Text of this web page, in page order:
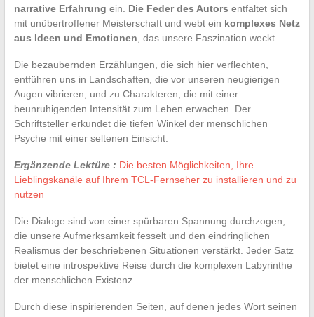
narrative Erfahrung ein. Die Feder des Autors entfaltet sich
mit unübertroffener Meisterschaft und webt ein komplexes Netz
aus Ideen und Emotionen , das unsere Faszination weckt.
Die bezaubernden Erzählungen, die sich hier verflechten,
entführen uns in Landschaften, die vor unseren neugierigen
Augen vibrieren, und zu Charakteren, die mit einer
beunruhigenden Intensität zum Leben erwachen. Der
Schriftsteller erkundet die tiefen Winkel der menschlichen
Psyche mit einer seltenen Einsicht.
Ergänzende Lektüre : Die besten Möglichkeiten, Ihre
Lieblingskanäle auf Ihrem TCL-Fernseher zu installieren und zu
nutzen
Die Dialoge sind von einer spürbaren Spannung durchzogen,
die unsere Aufmerksamkeit fesselt und den eindringlichen
Realismus der beschriebenen Situationen verstärkt. Jeder Satz
bietet eine introspektive Reise durch die komplexen Labyrinthe
der menschlichen Existenz.
Durch diese inspirierenden Seiten, auf denen jedes Wort seinen